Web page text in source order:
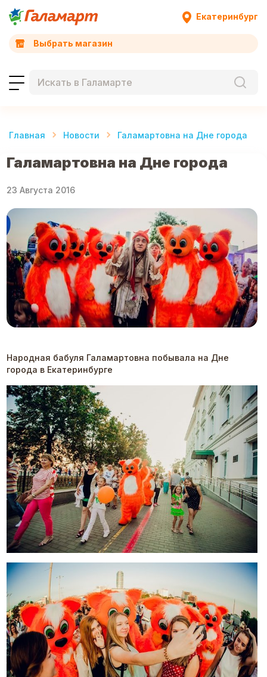
Екатеринбург
Выбрать магазин
Главная Новости Галамартовна на Дне города
Галамартовна на Дне города
23 Августа 2016
Народная бабуля Галамартовна побывала на Дне
города в Екатеринбурге